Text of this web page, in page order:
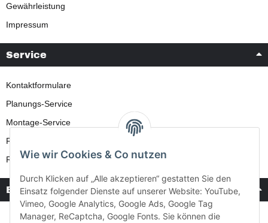
Gewährleistung
Impressum
Service
Kontaktformulare
Planungs-Service
Montage-Service
Reparatur-Service
Retouren-Service
Bezahlung & Versand
Wie wir Cookies & Co nutzen
Durch Klicken auf „Alle akzeptieren“ gestatten Sie den
Einsatz folgender Dienste auf unserer Website: YouTube,
Vimeo, Google Analytics, Google Ads, Google Tag
Manager, ReCaptcha, Google Fonts. Sie können die